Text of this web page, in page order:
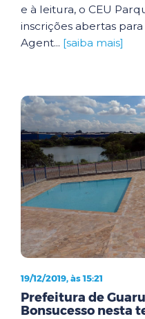
e à leitura, o CEU
inscrições abertas
Agent... [saiba mais]
19/12/2019, às 15:21
Prefeitura de
Bonsucesso nesta